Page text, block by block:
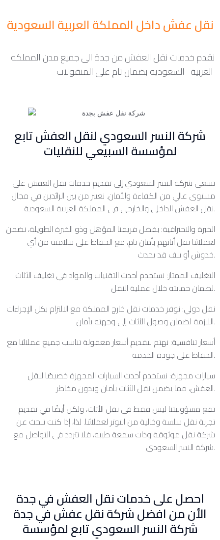
نقل عفش داخل المملكة العربية السعودية
نقدم خدمات نقل العفش من جدة الى جميع مدن المملكة
شركة النسر السعودي لنقل العفش تابع
لمؤسسة السبيعي للنقليات
تسعى شركة النسر السعودي إلى تقديم خدمات نقل العفش على
مستوى عالي من الكفاءة والأمان. نعتبر من بين الرائدين في مجال
نقل العفش الداخلي والخارجي في المملكة العربية السعودية.
الخبرة والاحترافية: بفضل فريقنا المؤهل وذو الخبرة الطويلة، نضمن
لعملائنا نقل أثاثهم بأمان تام، مع الحفاظ على سلامته من أي
خدوش أو تلف قد يحدث.
التغليف الممتاز: نستخدم أحدث التقنيات والمواد في تغليف الأثاث
لضمان حمايته خلال عملية النقل.
نقل دولي: نوفر خدمات نقل خارج المملكة مع الالتزام بكل الإجراءات
اللازمة لضمان وصول الأثاث إلى وجهته بأمان.
أسعار تنافسية: نهتم بتقديم أسعار معقولة تناسب جميع عملائنا مع
الحفاظ على جودة الخدمة.
سيارات مجهزة: نستخدم أحدث السيارات المجهزة خصيصًا لنقل
العفش، مما يضمن نقل الأثاث بأمان وبدون مخاطر.
تقع مسؤوليتنا ليس فقط في نقل الأثاث، ولكن أيضًا في تقديم
تجربة نقل سلسة وخالية من التوتر لعملائنا. لذا، إذا كنت تبحث عن
شركة نقل موثوقة وذات سمعة طيبة، فلا تتردد في التواصل مع
شركة النسر السعودي.
احصل على خدمات نقل العفش في جدة
الأن من افضل شركة نقل عفش في جدة
شركة النسر السعودي تابع لمؤسسة